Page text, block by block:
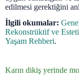
edilmesi gerektiğini
İlgili okumalar:
Rekonstrüktif ve
Yaşam Rehberi.
Karın dikiş yerinde